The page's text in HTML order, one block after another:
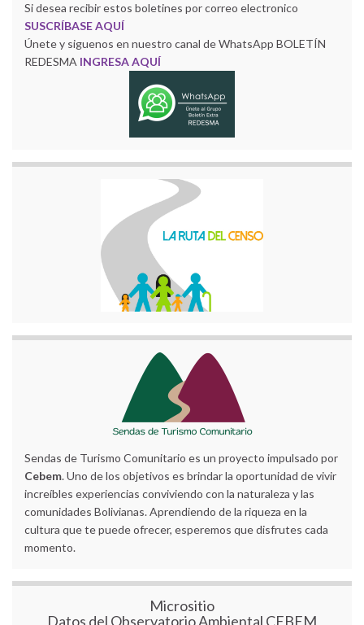
Si desea recibir estos boletines por correo electronico
SUSCRÍBASE AQUÍ
Únete y siguenos en nuestro canal de WhatsApp BOLETÍN
REDESMA INGRESA AQUÍ
Sendas de Turismo Comunitario es un proyecto impulsado por
Cebem. Uno de los objetivos es brindar la oportunidad de vivir
increíbles experiencias conviviendo con la naturaleza y las
comunidades Bolivianas. Aprendiendo de la riqueza en la
cultura que te puede ofrecer, esperemos que disfrutes cada
momento.
Micrositio
Datos del Observatorio Ambiental CEBEM